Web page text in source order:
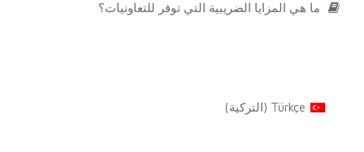
ما هي المزايا الضريبية التي توفر للتعاونيات؟
Türkçe
(التركية)